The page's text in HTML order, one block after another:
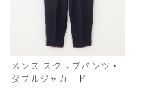
メンズ:スクラブパンツ・
ダブルジャカード